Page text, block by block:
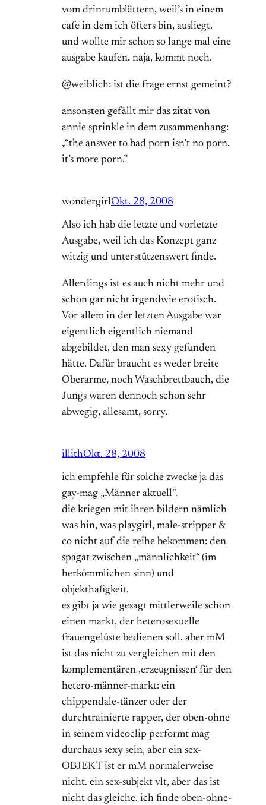
vom drinrumblättern, weil’s in einem
cafe in dem ich öfters bin, ausliegt.
und wollte mir schon so lange mal eine
ausgabe kaufen. naja, kommt noch.
@weiblich: ist die frage ernst gemeint?
ansonsten gefällt mir das zitat von
annie sprinkle in dem zusammenhang:
„“the answer to bad porn isn’t no porn.
it’s more porn.”
wondergirlOkt. 28, 2008
Also ich hab die letzte und vorletzte
Ausgabe, weil ich das Konzept ganz
witzig und unterstützenswert finde.
Allerdings ist es auch nicht mehr und
schon gar nicht irgendwie erotisch.
Vor allem in der letzten Ausgabe war
eigentlich eigentlich niemand
abgebildet, den man sexy gefunden
hätte. Dafür braucht es weder breite
Oberarme, noch Waschbrettbauch, die
Jungs waren dennoch schon sehr
abwegig, allesamt, sorry.
illithOkt. 28, 2008
ich empfehle für solche zwecke ja das
gay-mag „Männer aktuell“.
die kriegen mit ihren bildern nämlich
was hin, was playgirl, male-stripper &
co nicht auf die reihe bekommen: den
spagat zwischen „männlichkeit“ (im
herkömmlichen sinn) und
objekthafigkeit.
es gibt ja wie gesagt mittlerweile schon
einen markt, der heterosexuelle
frauengelüste bedienen soll. aber mM
ist das nicht zu vergleichen mit den
komplementären ‚erzeugnissen‘ für den
hetero-männer-markt: ein
chippendale-tänzer oder der
durchtrainierte rapper, der oben-ohne
in seinem videoclip performt mag
durchaus sexy sein, aber ein sex-
OBJEKT ist er mM normalerweise
nicht. ein sex-subjekt vlt, aber das ist
nicht das gleiche. ich finde oben-ohne-